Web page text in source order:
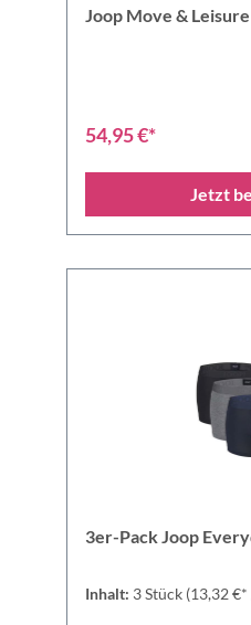
Joop Move &
54,95 €*
Jetzt
3er-Pack Joop
Inhalt: 3 Stück (13,32